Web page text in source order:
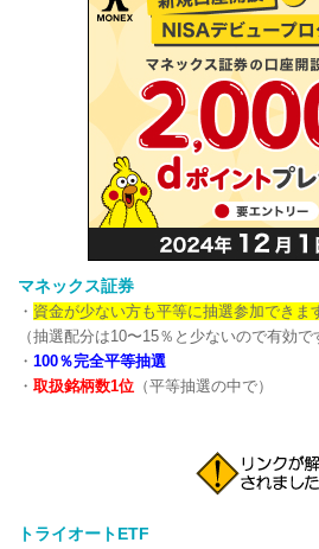
マネックス証券
・ 資金が少ない方も平等に抽選参加できま
（抽選配分は10〜15％と少ないので有効で
・ 100％完全平等抽選
・ 取扱銘柄数1位 （平等抽選の中で）
トライオートETF